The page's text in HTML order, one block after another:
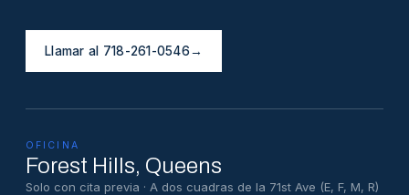
Llamar al 718-261-0546→
OFICINA
Forest Hills, Queens
Solo con cita previa · A dos cuadras de la 71st Ave (E, F, M, R)